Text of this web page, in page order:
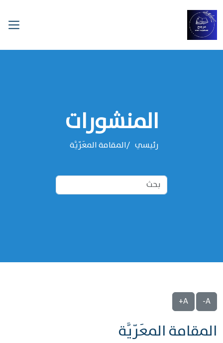
المنشورات
رئيسي المقامة المعَرّيَّة
A-
A+
المقامة المعَرّيَّة